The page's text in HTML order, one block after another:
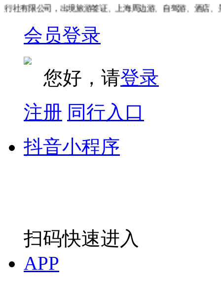
有限公司，出境旅游签证、上海周边游、自驾游、酒店、景
会员登录
您好，请登录
注册 同行入口
抖音小程序
扫码快速进入
APP